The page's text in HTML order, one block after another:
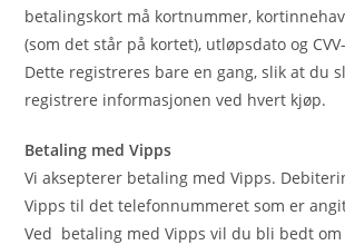
betalingskort må kortnummer,
(som det står på kortet), utløpsdato og
Dette registreres bare en gang, slik at du
registrere informasjonen ved hvert kjøp.
Betaling med Vipps
Vi aksepterer betaling med Vipps.
Vipps til det telefonnummeret som er
Ved betaling med Vipps vil du bli bedt om